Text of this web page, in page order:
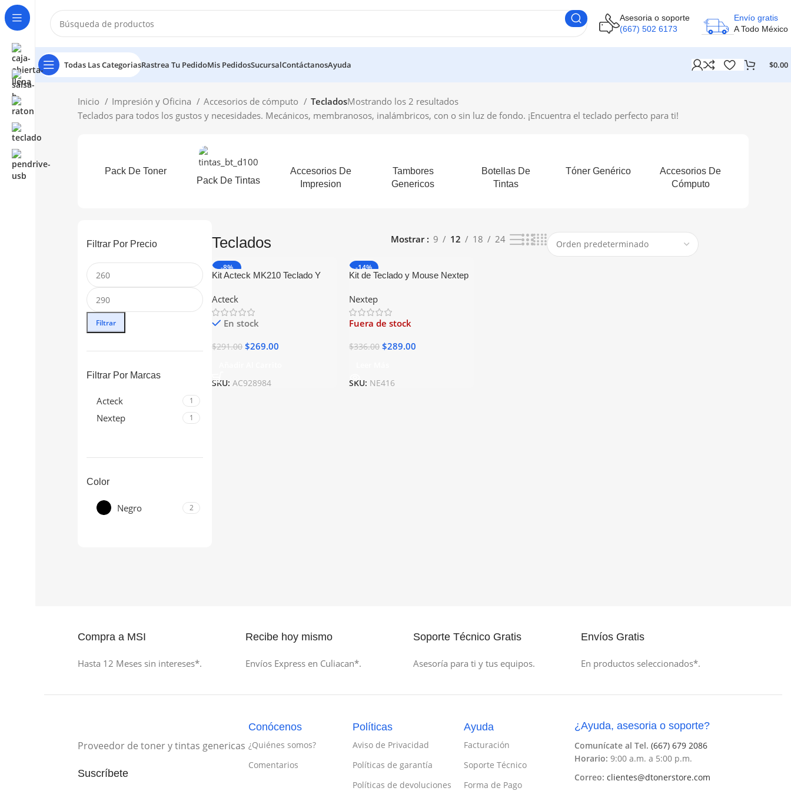
Asesoria o soporte
(667) 502 6173
Envío gratis
A Todo México
Todas Las CategoriasRastrea Tu PedidoMis PedidosSucursalContáctanosAyuda $0.00
Inicio Impresión y Oficina Accesorios de cómputo TecladosMostrando los 2 resultados
Teclados para todos los gustos y necesidades. Mecánicos, membranosos, inalámbricos, con o sin luz de fondo. ¡Encuentra el teclado perfecto para ti!
Pack De Toner
Pack De Tintas
Accesorios De
Impresion
Tambores
Genericos
Botellas De
Tintas
Tóner Genérico
Accesorios De
Cómputo
Filtrar Por Precio
Filtrar
Filtrar Por Marcas
Acteck 1
Nextep 1
Color
Negro 2
Teclados Mostrar 9 12 18 24
-8%
Kit Acteck MK210 Teclado Y
AC-928984
Acteck
En stock
$291.00 $269.00
SKU: AC928984
-14%
Kit de Teclado y Mouse Nextep
Nextep
Fuera de stock
$336.00 $289.00
SKU: NE416
Compra a MSI
Hasta 12 Meses sin intereses*.
Recibe hoy mismo
Envíos Express en Culiacan*.
Soporte Técnico Gratis
Asesoría para ti y tus equipos.
Envíos Gratis
En productos seleccionados*.
Proveedor de toner y tintas genericas
Suscríbete
Conócenos
¿Quiénes somos?
Comentarios
Políticas
Aviso de Privacidad
Políticas de garantía
Políticas de devoluciones
Ayuda
Facturación
Soporte Técnico
Forma de Pago
¿Ayuda, asesoria o soporte?
Comunícate al Tel. (667) 679 2086
Horario: 9:00 a.m. a 5:00 p.m.
Correo:clientes@dtonerstore.com